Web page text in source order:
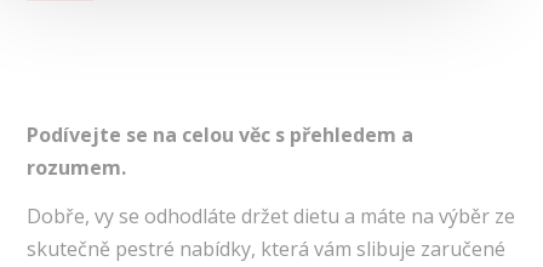
Podívejte se na celou věc s přehledem a
rozumem.
Dobře, vy se odhodláte držet dietu a máte na výběr ze
skutečně pestré nabídky, která vám slibuje zaručené